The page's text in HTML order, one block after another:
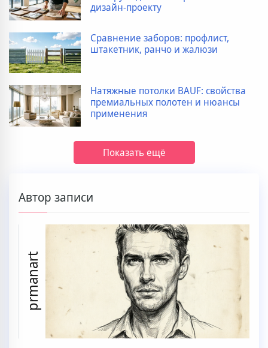
дизайн-проекту
Сравнение заборов: профлист,
штакетник, ранчо и жалюзи
Натяжные потолки BAUF: свойства
премиальных полотен и нюансы
применения
Показать ещё
Автор записи
prmanart